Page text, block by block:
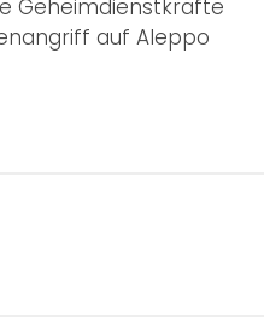
Geheimdienstkräfte
auf Aleppo